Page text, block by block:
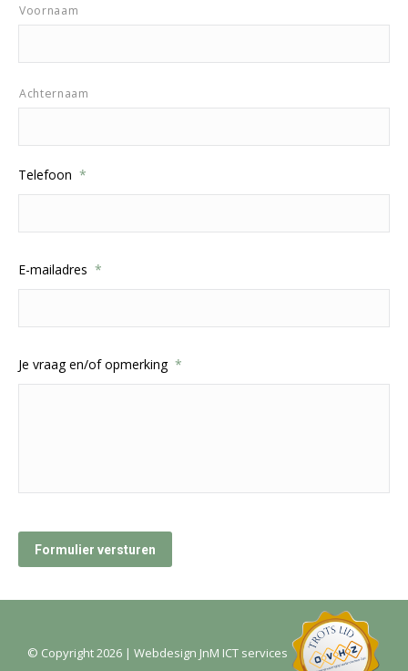
Voornaam
Achternaam
Telefoon *
E-mailadres *
Je vraag en/of opmerking *
Formulier versturen
© Copyright2026| Webdesign JnM ICT services